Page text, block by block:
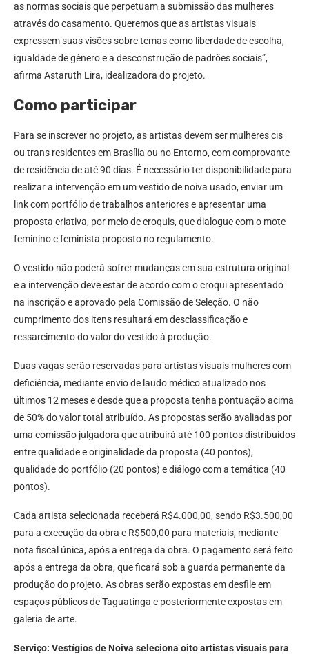
as normas sociais que perpetuam a submissão das mulheres
através do casamento. Queremos que as artistas visuais
expressem suas visões sobre temas como liberdade de escolha,
igualdade de gênero e a desconstrução de padrões sociais”,
afirma Astaruth Lira, idealizadora do projeto.
Como participar
Para se inscrever no projeto, as artistas devem ser mulheres cis
ou trans residentes em Brasília ou no Entorno, com comprovante
de residência de até 90 dias. É necessário ter disponibilidade para
realizar a intervenção em um vestido de noiva usado, enviar um
link com portfólio de trabalhos anteriores e apresentar uma
proposta criativa, por meio de croquis, que dialogue com o mote
feminino e feminista proposto no regulamento.
O vestido não poderá sofrer mudanças em sua estrutura original
e a intervenção deve estar de acordo com o croqui apresentado
na inscrição e aprovado pela Comissão de Seleção. O não
cumprimento dos itens resultará em desclassificação e
ressarcimento do valor do vestido à produção.
Duas vagas serão reservadas para artistas visuais mulheres com
deficiência, mediante envio de laudo médico atualizado nos
últimos 12 meses e desde que a proposta tenha pontuação acima
de 50% do valor total atribuído. As propostas serão avaliadas por
uma comissão julgadora que atribuirá até 100 pontos distribuídos
entre qualidade e originalidade da proposta (40 pontos),
qualidade do portfólio (20 pontos) e diálogo com a temática (40
pontos).
Cada artista selecionada receberá R$4.000,00, sendo R$3.500,00
para a execução da obra e R$500,00 para materiais, mediante
nota fiscal única, após a entrega da obra. O pagamento será feito
após a entrega da obra, que ficará sob a guarda permanente da
produção do projeto. As obras serão expostas em desfile em
espaços públicos de Taguatinga e posteriormente expostas em
galeria de arte.
Serviço: Vestígios de Noiva seleciona oito artistas visuais para